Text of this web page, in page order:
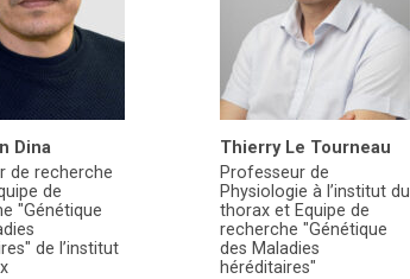
Dina
de recherche
de
"Génétique
de l’institut
Thierry Le Tourneau
Professeur de
Physiologie à l’institut du
thorax et Equipe de
recherche "Génétique
des Maladies
héréditaires"